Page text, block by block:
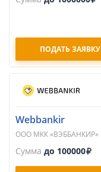
ПОДАТЬ ЗАЯВКУ
Webbankir
ООО МКК «ВЭББАНКИР»
Сумма до 100000